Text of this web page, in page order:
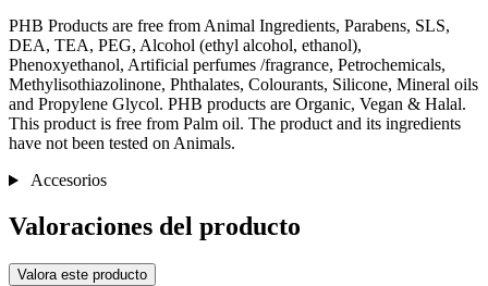
PHB Products are free from Animal Ingredients, Parabens, SLS,
DEA, TEA, PEG, Alcohol (ethyl alcohol, ethanol),
Phenoxyethanol, Artificial perfumes /fragrance, Petrochemicals,
Methylisothiazolinone, Phthalates, Colourants, Silicone, Mineral oils
and Propylene Glycol. PHB products are Organic, Vegan & Halal.
This product is free from Palm oil. The product and its ingredients
have not been tested on Animals.
Accesorios
Valoraciones del producto
Valora este producto